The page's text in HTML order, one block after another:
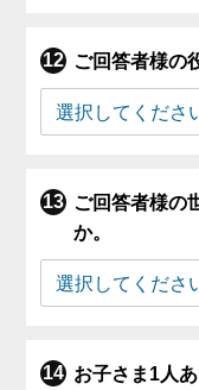
ご回答者様の
ご回答者様の
か。
お子さま1人